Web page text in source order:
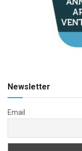
Newsletter
Email